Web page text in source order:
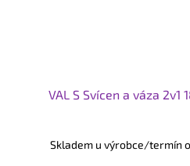
VAL S Svícen a váza 2v1
Skladem u výrobce/termín